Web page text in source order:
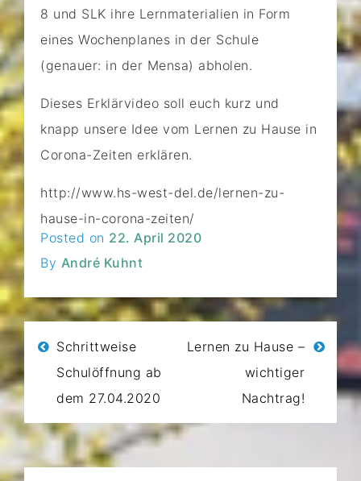
8 und SLK ihre Lernmaterialien in Form
eines Wochenplanes in der Schule
(genauer: in der Mensa) abholen.
Dieses Erklärvideo soll euch kurz und
knapp unsere Idee vom Lernen zu Hause in
Corona-Zeiten erklären.
http://www.hs-west-del.de/lernen-zu-
hause-in-corona-zeiten/
Posted on 22. April 2020
By André Kuhnt
Beitragsnavigation
Schrittweise
Schulöffnung ab
dem 27.04.2020
Lernen zu Hause –
wichtiger
Nachtrag!